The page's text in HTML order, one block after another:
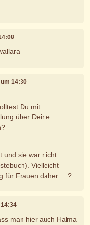
um 14:30
Du mit
über Deine
und sie war nicht
Vielleicht
für Frauen daher ....?
14:34
man hier auch Halma